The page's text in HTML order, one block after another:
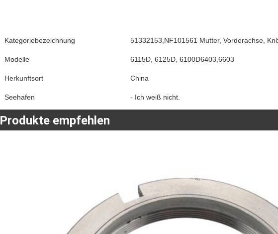
Kategoriebezeichnung 51332153,NF101561 Mutter, Vorderachse,
Modelle 6115D, 6125D, 6100D6403,6603
Herkunftsort China
Seehafen - Ich weiß nicht.
Produkte empfehlen